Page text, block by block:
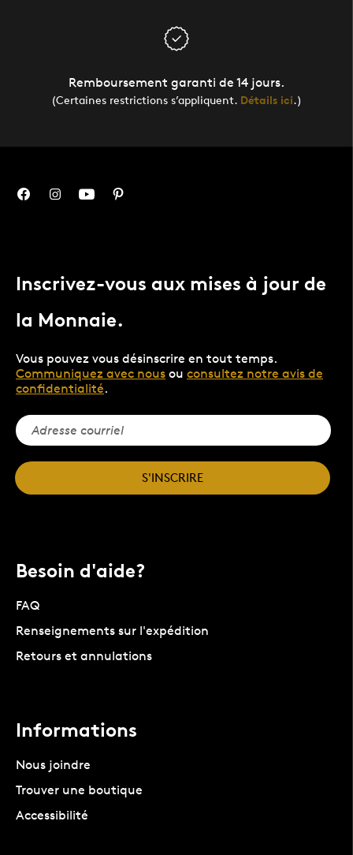
Remboursement garanti de 14 jours.
(Certaines restrictions s’appliquent. Détails ici.)
Inscrivez-vous aux mises à jour de
la Monnaie.
Vous pouvez vous désinscrire en tout temps.
Communiquez avec nous ou consultez notre avis de
confidentialité.
S'INSCRIRE
Besoin d'aide?
FAQ
Renseignements sur l'expédition
Retours et annulations
Informations
Nous joindre
Trouver une boutique
Accessibilité